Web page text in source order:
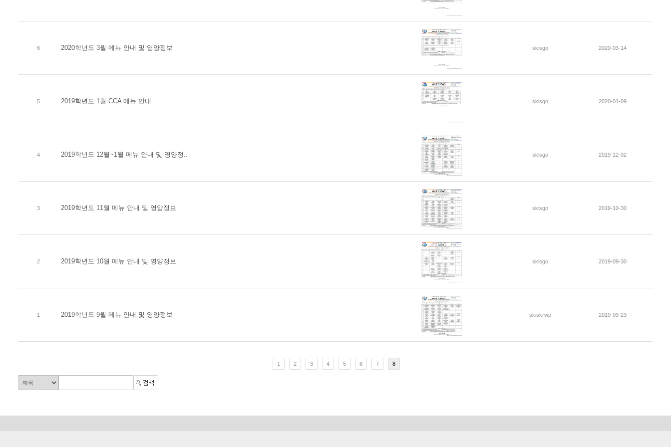
6 2020학년도 3월 메뉴 안내 및 영양정보 skisgo 2020-03-14
5 2019학년도 1월 CCA 메뉴 안내 skisgo 2020-01-09
4 2019학년도 12월~1월 메뉴 안내 및 영양정.. skisgo 2019-12-02
3 2019학년도 11월 메뉴 안내 및 영양정보 skisgo 2019-10-30
2 2019학년도 10월 메뉴 안내 및 영양정보 skisgo 2019-09-30
1 2019학년도 9월 메뉴 안내 및 영양정보 skiskrwp 2019-09-23
1 2 3 4 5 6 7 8